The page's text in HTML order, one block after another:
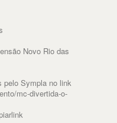
Novo Rio das
pelo Sympla no link
mc-divertida-o-